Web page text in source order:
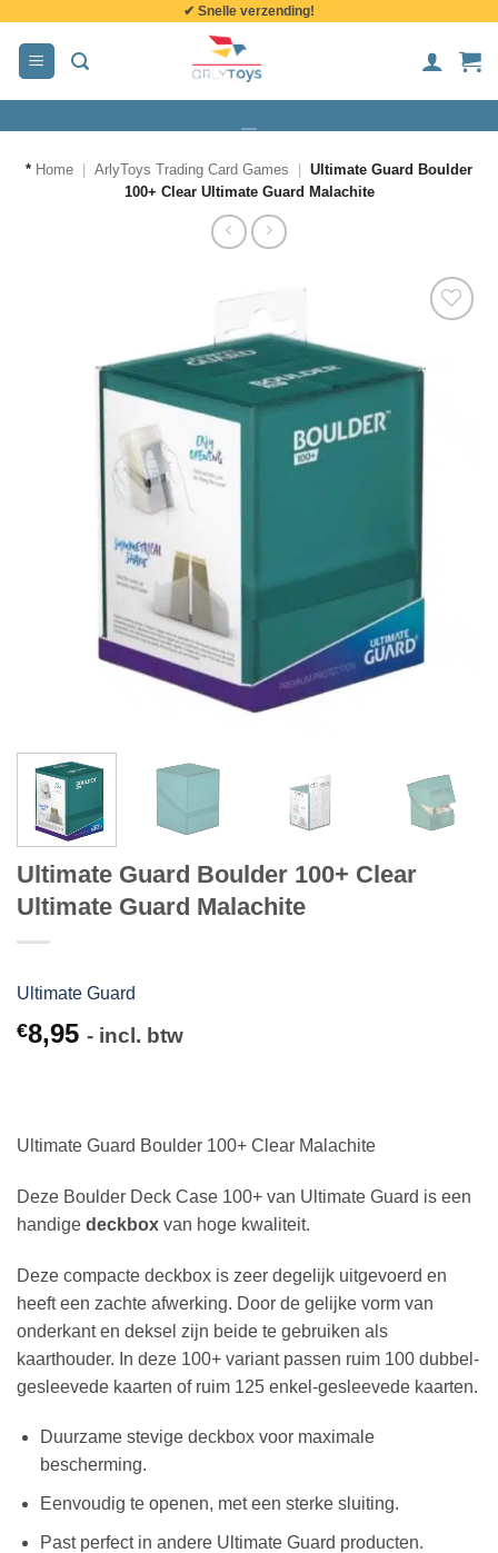
inhoud
✔ Snelle verzending!
* Home ArlyToys Trading Card Games
Ultimate Guard Boulder
100+ Clear Ultimate Guard Malachite
Ultimate Guard Boulder 100+ Clear
Ultimate Guard Malachite
Ultimate Guard
€8,95 - incl. btw
Ultimate Guard Boulder 100+ Clear Malachite
Deze Boulder Deck Case 100+ van Ultimate Guard is een
handige deckbox van hoge kwaliteit.
Deze compacte deckbox is zeer degelijk uitgevoerd en
heeft een zachte afwerking. Door de gelijke vorm van
onderkant en deksel zijn beide te gebruiken als
kaarthouder. In deze 100+ variant passen ruim 100 dubbel-
gesleevede kaarten of ruim 125 enkel-gesleevede kaarten.
Duurzame stevige deckbox voor maximale
bescherming.
Eenvoudig te openen, met een sterke sluiting.
Past perfect in andere Ultimate Guard producten.